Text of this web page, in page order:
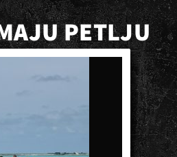
PETLJU